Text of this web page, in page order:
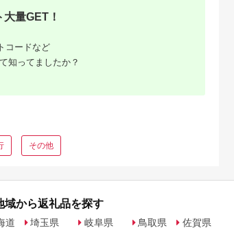
量GET！
コードなど
知ってましたか？
その他
域から返礼品を探す
道
埼玉県
岐阜県
鳥取県
佐賀県